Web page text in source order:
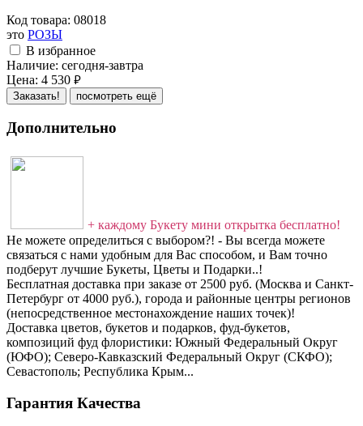
Код товара: 08018
это РОЗЫ
В избранное
Наличие: сегодня-завтра
Цена: 4 530 руб.
Заказать! посмотреть ещё
Дополнительно
+ каждому Букету мини открытка бесплатно!
Не можете определиться с выбором?! - Вы всегда можете
связаться с нами удобным для Вас способом, и Вам точно
подберут лучшие Букеты, Цветы и Подарки..!
Бесплатная доставка при заказе от 2500 руб. (Москва и Санкт-
Петербург от 4000 руб.), города и районные центры регионов
(непосредственное местонахождение наших точек)!
Доставка цветов, букетов и подарков, фуд-букетов,
композиций фуд флористики: Южный Федеральный Округ
(ЮФО); Северо-Кавказский Федеральный Округ (СКФО);
Севастополь; Республика Крым...
Гарантия Качества